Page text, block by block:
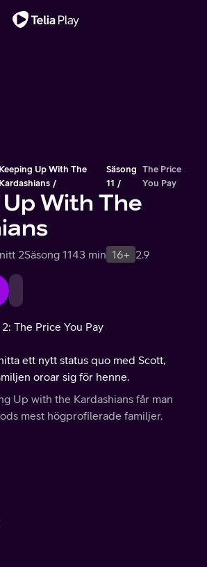
Keeping Up With The
Kardashians
Säsong
11
The Price
You Pay
With The
2Säsong 1143 min 16+ 2.9
The Price You Pay
ett nytt status quo med Scott,
oroar sig för henne.
Up with the Kardashians får man
mest högprofilerade familjer.